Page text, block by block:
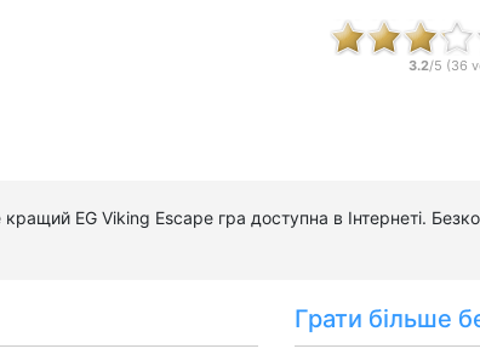
3.2/5 (36
EG Viking Escape гра доступна в Інтернеті.
Грати більше